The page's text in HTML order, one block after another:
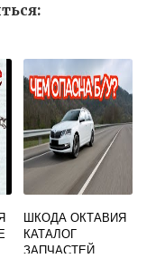
ШКОДА ОКТАВИЯ
КАТАЛОГ
ЗАПЧАСТЕЙ